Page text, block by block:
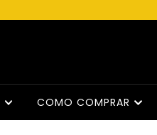
COMO COMPRAR